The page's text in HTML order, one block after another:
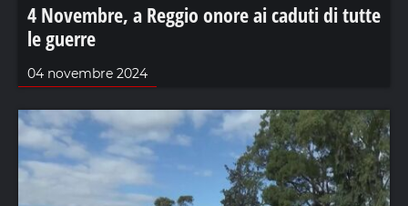
4 Novembre, a Reggio onore ai caduti di tutte
le guerre
04 novembre 2024